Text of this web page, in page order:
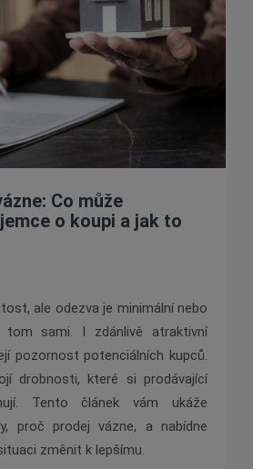
Co může
o koupi a jak to
ale odezva je minimální nebo
tom sami. I zdánlivě atraktivní
pozornost potenciálních kupců.
drobnosti, které si prodávající
Tento článek vám ukáže
proč prodej vázne, a nabídne
změnit k lepšímu.